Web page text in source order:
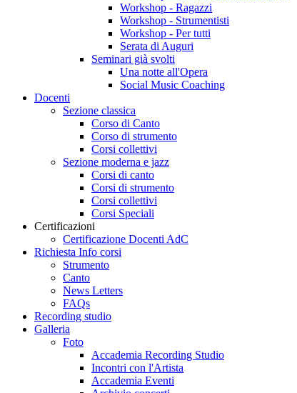
Workshop - Ragazzi
Workshop - Strumentisti
Workshop - Per tutti
Serata di Auguri
Seminari già svolti
Una notte all'Opera
Social Music Coaching
Docenti
Sezione classica
Corso di Canto
Corso di strumento
Corsi collettivi
Sezione moderna e jazz
Corsi di canto
Corsi di strumento
Corsi collettivi
Corsi Speciali
Certificazioni
Certificazione Docenti AdC
Richiesta Info corsi
Strumento
Canto
News Letters
FAQs
Recording studio
Galleria
Foto
Accademia Recording Studio
Incontri con l'Artista
Accademia Eventi